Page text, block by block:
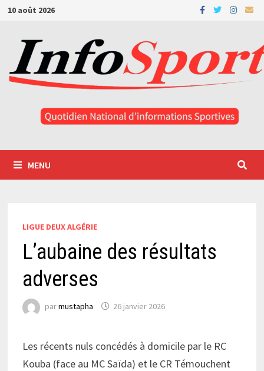
Passer
contenu
10 août 2026
MENU
LIGUE DEUX ALGÉRIE
L’aubaine des résultats
adverses
parmustapha 26 janvier 2026
Les récents nuls concédés à domicile par le RC
Kouba (face au MC Saïda) et le CR Témouchent